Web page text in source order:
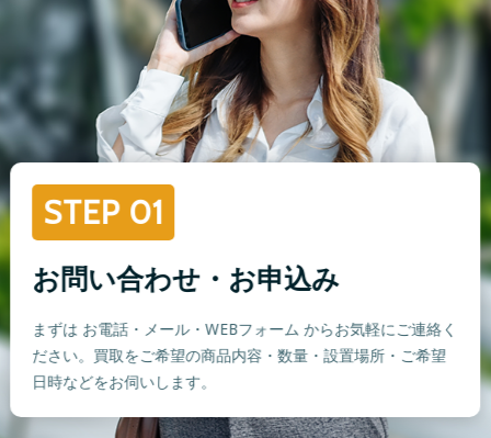
STEP 01
お問い合わせ・お申込み
まずは お電話・メール・WEBフォーム からお気軽にご連絡く
ださい。買取をご希望の商品内容・数量・設置場所・ご希望
日時などをお伺いします。